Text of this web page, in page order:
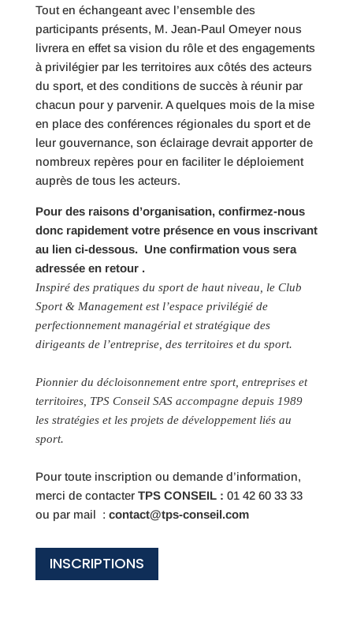
Tout en échangeant avec l’ensemble des
participants présents, M. Jean-Paul Omeyer nous
livrera en effet sa vision du rôle et des engagements
à privilégier par les territoires aux côtés des acteurs
du sport, et des conditions de succès à réunir par
chacun pour y parvenir. A quelques mois de la mise
en place des conférences régionales du sport et de
leur gouvernance, son éclairage devrait apporter de
nombreux repères pour en faciliter le déploiement
auprès de tous les acteurs.
Pour des raisons d’organisation, confirmez‐nous
donc rapidement votre présence en vous inscrivant
au lien ci-dessous. Une confirmation vous sera
adressée en retour .
Inspiré des pratiques du sport de haut niveau, le Club
Sport & Management est l’espace privilégié de
perfectionnement managérial et stratégique des
dirigeants de l’entreprise, des territoires et du sport.
Pionnier du décloisonnement entre sport, entreprises et
territoires, TPS Conseil SAS accompagne depuis 1989
les stratégies et les projets de développement liés au
sport.
Pour toute inscription ou demande d’information,
merci de contacter TPS CONSEIL : 01 42 60 33 33
ou par mail : contact@tps-conseil.com
INSCRIPTIONS